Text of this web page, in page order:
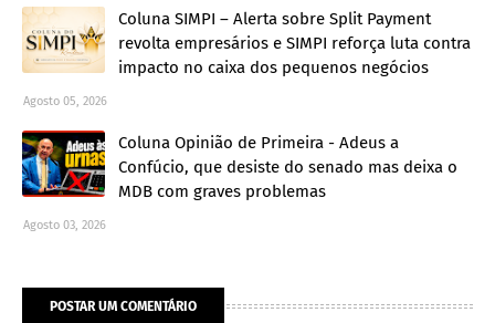
Coluna SIMPI – Alerta sobre Split Payment
revolta empresários e SIMPI reforça luta contra
impacto no caixa dos pequenos negócios
Agosto 05, 2026
Coluna Opinião de Primeira - Adeus a
Confúcio, que desiste do senado mas deixa o
MDB com graves problemas
Agosto 03, 2026
POSTAR UM COMENTÁRIO